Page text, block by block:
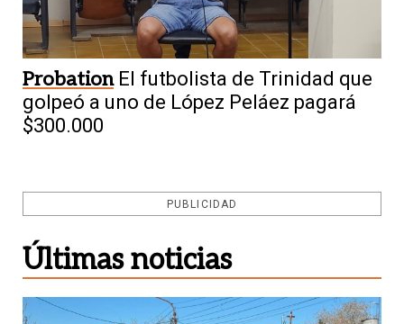
Probation El futbolista de Trinidad que
golpeó a uno de López Peláez pagará
$300.000
PUBLICIDAD
Últimas noticias